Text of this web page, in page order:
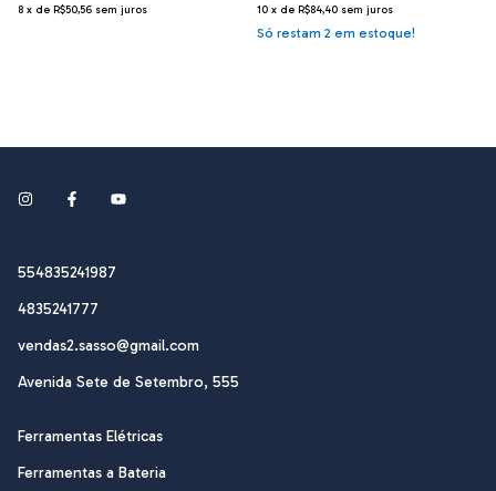
8 x de R$50,56 sem juros 10 x de R$84,40 sem juros
Só restam 2 em estoque!
554835241987
4835241777
vendas2.sasso@gmail.com
Avenida Sete de Setembro, 555
Ferramentas Elétricas
Ferramentas a Bateria